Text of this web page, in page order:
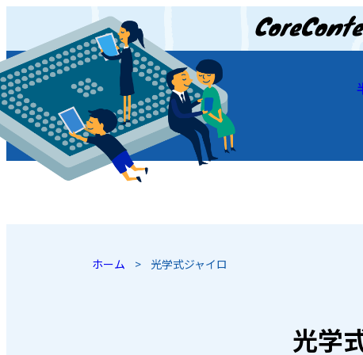
JP/EN
ホーム > 光学式ジャイロ
光学